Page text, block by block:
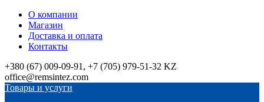
О компании
Магазин
Доставка и оплата
Контакты
+380 (67) 009-09-91, +7 (705) 979-51-32 KZ
office@remsintez.com
Товары и услуги